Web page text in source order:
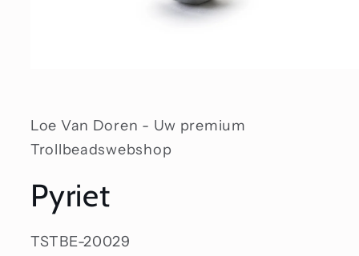
modaal
Loe Van Doren - Uw premium
Trollbeadswebshop
Pyriet
SKU:
TSTBE-20029